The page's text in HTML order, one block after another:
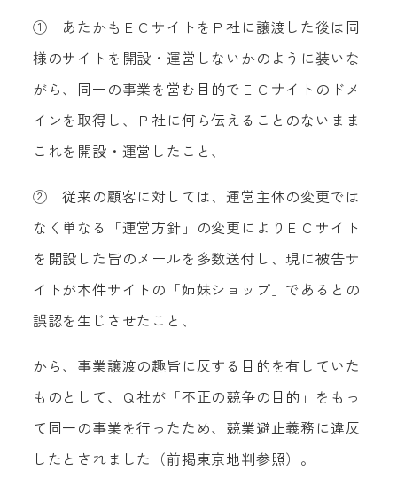
① あたかもＥＣサイトをＰ社に譲渡した後は同
様のサイトを開設・運営しないかのように装いな
がら、同一の事業を営む目的でＥＣサイトのドメ
インを取得し、Ｐ社に何ら伝えることのないまま
これを開設・運営したこと、
② 従来の顧客に対しては、運営主体の変更では
なく単なる「運営方針」の変更によりＥＣサイト
を開設した旨のメールを多数送付し、現に被告サ
イトが本件サイトの「姉妹ショップ」であるとの
誤認を生じさせたこと、
から、事業譲渡の趣旨に反する目的を有していた
ものとして、Ｑ社が「不正の競争の目的」をもっ
て同一の事業を行ったため、競業避止義務に違反
したとされました（前掲東京地判参照）。